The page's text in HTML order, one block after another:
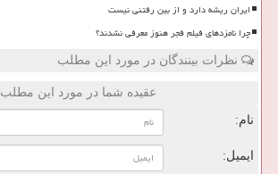
ایران ریشه دارد و از بین رفتنی نیست
چرا نامزدهای فیلم فجر هنوز معرفی نشدند؟
نظرات بینندگان در مورد این مطلب
عقیده شما در مورد این مطلب
نام:
ایمیل: